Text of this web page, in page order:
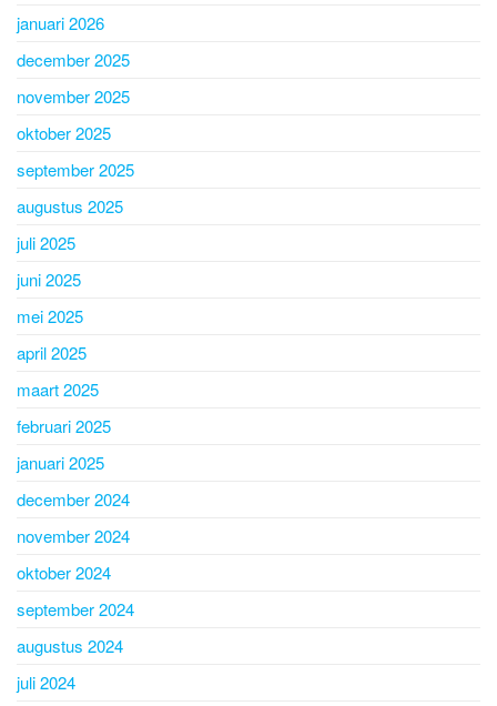
januari 2026
december 2025
november 2025
oktober 2025
september 2025
augustus 2025
juli 2025
juni 2025
mei 2025
april 2025
maart 2025
februari 2025
januari 2025
december 2024
november 2024
oktober 2024
september 2024
augustus 2024
juli 2024